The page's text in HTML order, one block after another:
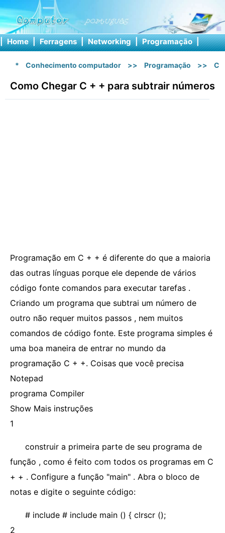
| Home | Ferragens | Networking | Programação |
* Conhecimento computador >> Programação >> C
Como Chegar C + + para subtrair números
Programação em C + + é diferente do que a maioria
das outras línguas porque ele depende de vários
código fonte comandos para executar tarefas .
Criando um programa que subtrai um número de
outro não requer muitos passos , nem muitos
comandos de código fonte. Este programa simples é
uma boa maneira de entrar no mundo da
programação C + +. Coisas que você precisa
Notepad
programa Compiler
Show Mais instruções
1
construir a primeira parte de seu programa de
função , como é feito com todos os programas em C
+ + . Configure a função "main" . Abra o bloco de
notas e digite o seguinte código:
# include # include main () { clrscr ();
2